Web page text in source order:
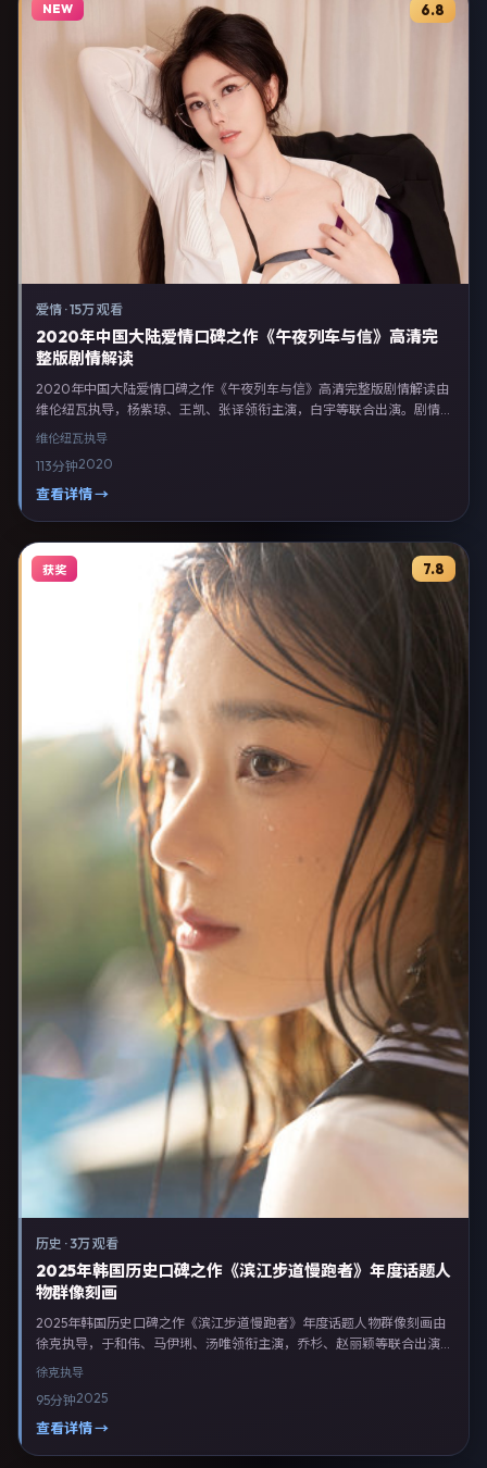
NEW 6.8
爱情 ·15万 观看
2020年中国大陆爱情口碑之作《午夜列车与信》高清完
整版剧情解读
2020年中国大陆爱情口碑之作《午夜列车与信》高清完整版剧情解读由
维伦纽瓦执导，杨紫琼、王凯、张译领衔主演，白宇等联合出演。剧情以
爱情类型为主线，融合中国大陆本土叙事与人物弧光，适合检索「爱情电
大陆首映礼举办，全国多城路演与线上观影同步开启。影片在节奏、摄影
与配乐上强调沉浸体验，可作为片单推荐、影评长文与专题策划的引用素
维伦纽瓦执导
113分钟2020
查看详情 →
获奖 7.8
历史 ·3万 观看
2025年韩国历史口碑之作《滨江步道慢跑者》年度话题人
物群像刻画
2025年韩国历史口碑之作《滨江步道慢跑者》年度话题人物群像刻画由
徐克执导，于和伟、马伊琍、汤唯领衔主演，乔杉、赵丽颖等联合出演。
剧情以历史类型为主线，融合韩国本土叙事与人物弧光，适合检索「历史
线上映，随后登陆流媒体与电视端。影片在节奏、摄影与配乐上强调沉浸
体验，可作为片单推荐、影评长文与专题策划的引用素材。
徐克执导
95分钟2025
查看详情 →